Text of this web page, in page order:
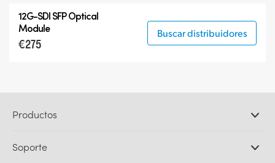
12G-SDI SFP Optical
Module
€275
Buscar distribuidores
Productos
DaVinci Resolve y Fusion
Soporte